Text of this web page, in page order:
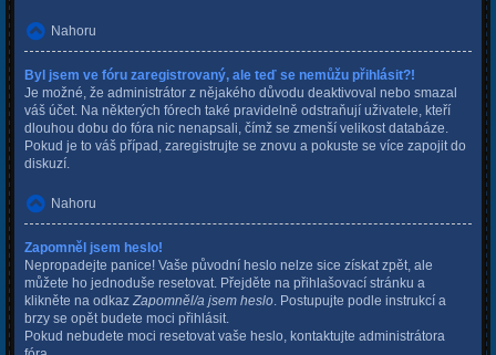
Nahoru
Byl jsem ve fóru zaregistrovaný, ale teď se nemůžu přihlásit?!
Je možné, že administrátor z nějakého důvodu deaktivoval nebo smazal
váš účet. Na některých fórech také pravidelně odstraňují uživatele, kteří
dlouhou dobu do fóra nic nenapsali, čímž se zmenší velikost databáze.
Pokud je to váš případ, zaregistrujte se znovu a pokuste se více zapojit do
diskuzí.
Nahoru
Zapomněl jsem heslo!
Nepropadejte panice! Vaše původní heslo nelze sice získat zpět, ale
můžete ho jednoduše resetovat. Přejděte na přihlašovací stránku a
klikněte na odkaz Zapomněl/a jsem heslo . Postupujte podle instrukcí a
brzy se opět budete moci přihlásit.
Pokud nebudete moci resetovat vaše heslo, kontaktujte administrátora